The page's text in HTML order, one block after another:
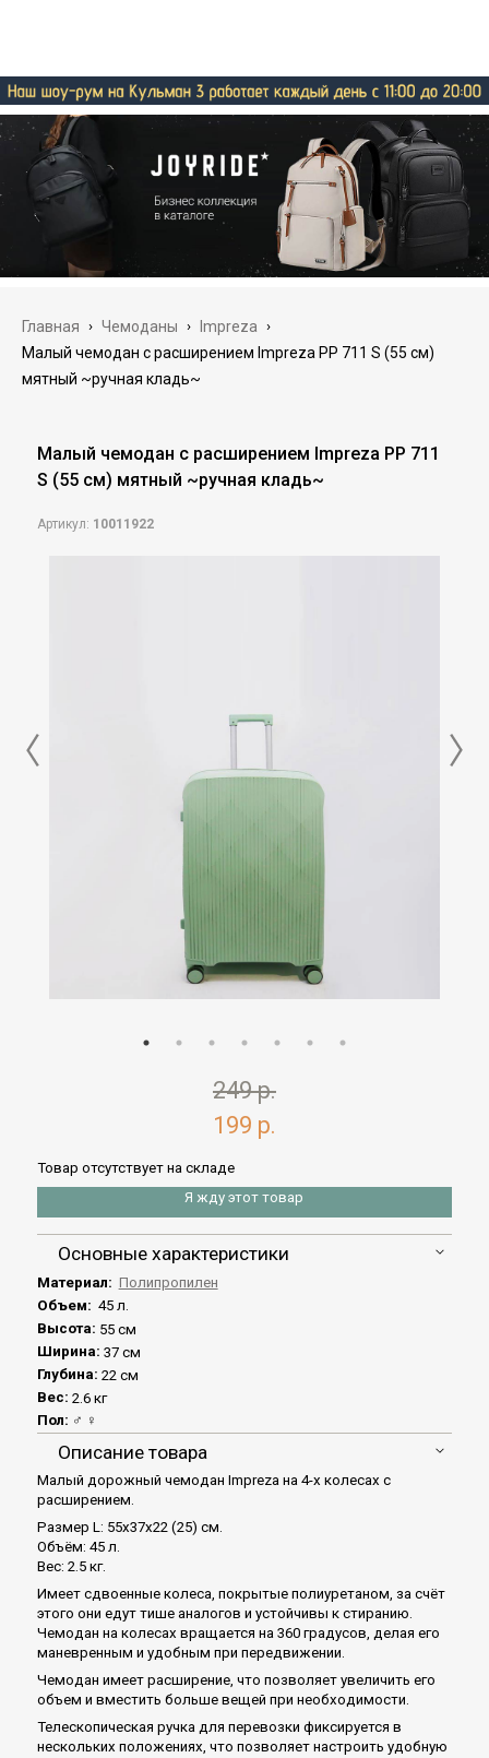
Главная › Чемоданы › Impreza ›
Малый чемодан с расширением Impreza PP 711 S (55 см)
мятный ~ручная кладь~
Малый чемодан с расширением Impreza PP 711
S (55 см) мятный ~ручная кладь~
Артикул: 10011922
249 р.
199 р.
Товар отсутствует на складе
Я жду этот товар
Основные характеристики
Материал: Полипропилен
Объем: 45 л.
Высота: 55 см
Ширина: 37 см
Глубина: 22 см
Вес: 2.6 кг
Пол: ♂ ♀
Описание товара
Малый дорожный чемодан Impreza на 4-х колесах с
расширением.
Размер L: 55x37x22 (25) см.
Объём: 45 л.
Вес: 2.5 кг.
Имеет сдвоенные колеса, покрытые полиуретаном, за счёт
этого они едут тише аналогов и устойчивы к стиранию.
Чемодан на колесах вращается на 360 градусов, делая его
маневренным и удобным при передвижении.
Чемодан имеет расширение, что позволяет увеличить его
объем и вместить больше вещей при необходимости.
Телескопическая ручка для перевозки фиксируется в
нескольких положениях, что позволяет настроить удобную